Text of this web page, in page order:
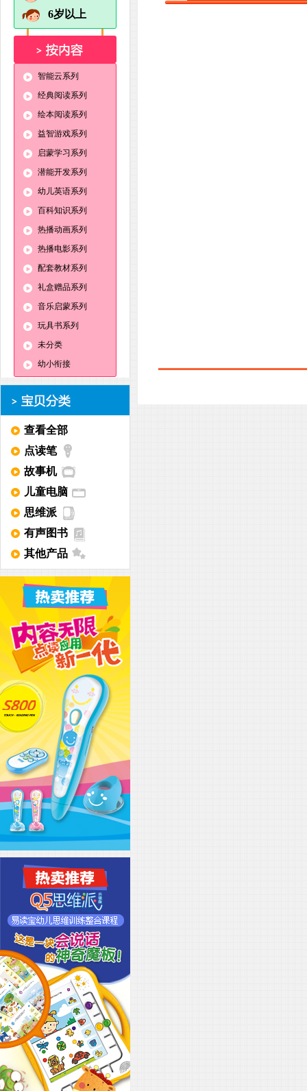
6岁以上
智能云系列
经典阅读系列
绘本阅读系列
益智游戏系列
启蒙学习系列
潜能开发系列
幼儿英语系列
百科知识系列
热播动画系列
热播电影系列
配套教材系列
礼盒赠品系列
音乐启蒙系列
玩具书系列
未分类
幼小衔接
查看全部
点读笔
故事机
儿童电脑
思维派
有声图书
其他产品